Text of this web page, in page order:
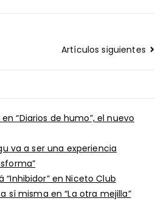
Artículos siguientes
“Diarios de humo”, el nuevo
va a ser una experiencia
en Niceto Club
sí misma en “La otra mejilla”